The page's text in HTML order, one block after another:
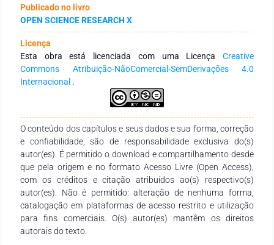
resultados mostram que uma parcela dos atendimentos pode
ser transformada em documentação no ambiente
colaborativo, resultando em um importante recurso para
consulta. Conclusão: com o modelo proposto espera-se um
ganho operacional das equipes de atendimento que podem
ser alocadas nas atividades de desenvolvimento e
manutenção de produtos, além do aprimoramento do
ambiente de conhecimento para os colaboradores.
Publicado no livro
OPEN SCIENCE RESEARCH X
Licença
Esta obra está licenciada com uma Licença Creative
Commons Atribuição-NãoComercial-SemDerivações 4.0
Internacional .
O conteúdo dos capítulos e seus dados e sua forma, correção
e confiabilidade, são de responsabilidade exclusiva do(s)
autor(es). É permitido o download e compartilhamento desde
que pela origem e no formato Acesso Livre (Open Access),
com os créditos e citação atribuídos ao(s) respectivo(s)
autor(es). Não é permitido: alteração de nenhuma forma,
catalogação em plataformas de acesso restrito e utilização
para fins comerciais. O(s) autor(es) mantêm os direitos
autorais do texto.